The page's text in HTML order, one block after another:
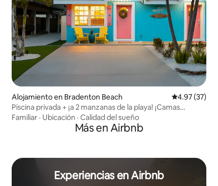
Alojamiento en Bradenton Beach Calificación
4.97 (37)
Piscina privada + ¡a 2 manzanas de la playa! ¡Camas
tamaño king!
Familiar · Ubicación · Calidad del sueño
Más en Airbnb
Experiencias en Airbnb